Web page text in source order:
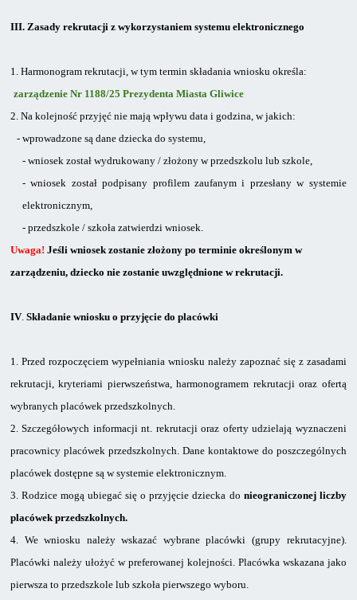
III. Zasady rekrutacji z wykorzystaniem systemu elektronicznego
1. Harmonogram rekrutacji, w tym termin składania wniosku określa:
zarządzenie Nr 1188/25 Prezydenta Miasta Gliwice
2. Na kolejność przyjęć nie mają wpływu data i godzina, w jakich:
- wprowadzone są dane dziecka do systemu,
- wniosek został wydrukowany / złożony w przedszkolu lub szkole,
-wniosek został podpisany profilem zaufanym i przesłany w systemie
elektronicznym,
- przedszkole / szkoła zatwierdzi wniosek.
Uwaga! Jeśli wniosek zostanie złożony po terminie określonym w
zarządzeniu, dziecko nie zostanie uwzględnione w rekrutacji.
IV. Składanie wniosku o przyjęcie do placówki
1. Przed rozpoczęciem wypełniania wniosku należy zapoznać się z zasadami
rekrutacji, kryteriami pierwszeństwa, harmonogramem rekrutacji oraz ofertą
wybranych placówek przedszkolnych.
2.Szczegółowych informacji nt. rekrutacji oraz oferty udzielają wyznaczeni
pracownicy placówek przedszkolnych. Dane kontaktowe do poszczególnych
placówek dostępne są w systemie elektronicznym.
3.Rodzice mogą ubiegać się o przyjęcie dziecka do nieograniczonej liczby
placówek przedszkolnych.
4. We wniosku należy wskazać wybrane placówki (grupy rekrutacyjne).
Placówki należy ułożyć w preferowanej kolejności. Placówka wskazana jako
pierwsza to przedszkole lub szkoła pierwszego wyboru.